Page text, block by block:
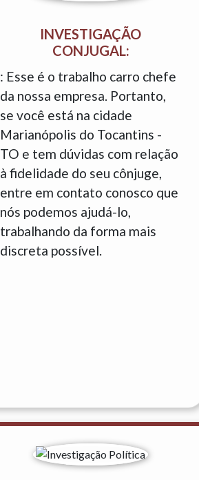
INVESTIGAÇÃO
CONJUGAL:
: Esse é o trabalho carro chefe
da nossa empresa. Portanto,
se você está na cidade
Marianópolis do Tocantins -
TO e tem dúvidas com relação
à fidelidade do seu cônjuge,
entre em contato conosco que
nós podemos ajudá-lo,
trabalhando da forma mais
discreta possível.